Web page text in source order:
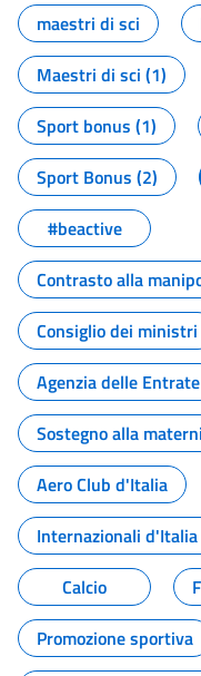
maestri di sci
Maestri di sci (1)
Sport bonus (1)
Sport Bonus (2)
#beactive
Contrasto alla
Consiglio dei ministri
Agenzia delle Entrate
Sostegno alla
Aero Club d'Italia
Internazionali
Calcio
Promozione sportiva